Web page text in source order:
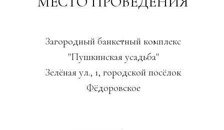
Загородный банкетный комплекс
"Пушкинская усадьба"
Зелёная ул., 1, городской посёлок
Фёдоровское